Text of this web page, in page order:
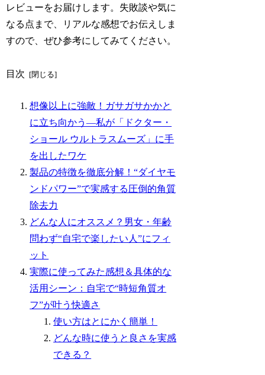
レビューをお届けします。失敗談や気に
なる点まで、リアルな感想でお伝えしま
すので、ぜひ参考にしてみてください。
目次
想像以上に強敵！ガサガサかかと
に立ち向かう―私が「ドクター・
ショール ウルトラスムーズ」に手
を出したワケ
製品の特徴を徹底分解！“ダイヤモ
ンドパワー”で実感する圧倒的角質
除去力
どんな人にオススメ？男女・年齢
問わず“自宅で楽したい人”にフィ
ット
実際に使ってみた感想＆具体的な
活用シーン：自宅で“時短角質オ
フ”が叶う快適さ
使い方はとにかく簡単！
どんな時に使うと良さを実感
できる？